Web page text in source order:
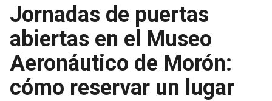
Jornadas de puertas
abiertas en el Museo
Aeronáutico de Morón:
cómo reservar un lugar